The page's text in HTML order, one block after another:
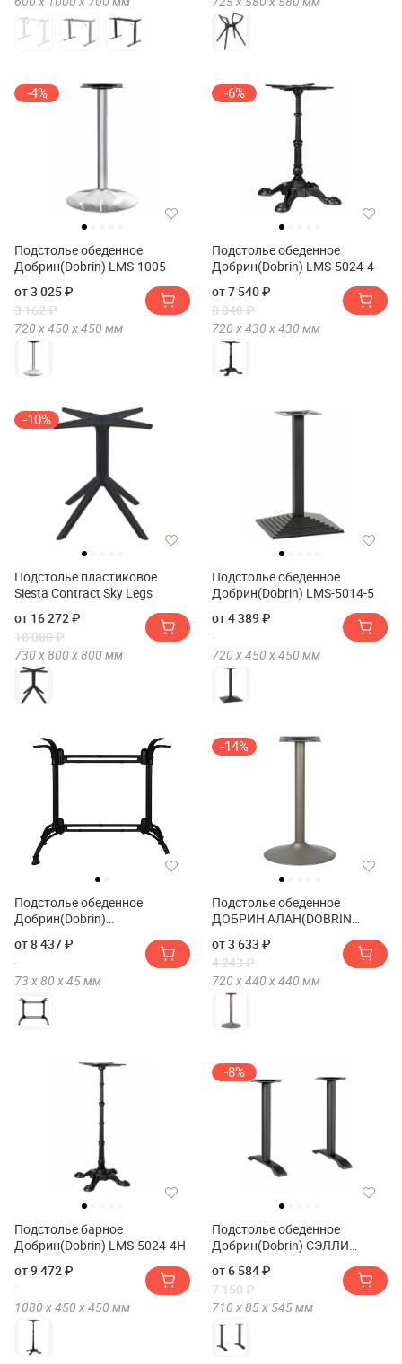
-4%
Подстолье обеденное
Добрин(Dobrin) LMS-1005
от 3 025 ₽
3 162 ₽
720 х450 х450 мм
-6%
Подстолье обеденное
Добрин(Dobrin) LMS-5024-4
от 7 540 ₽
8 040 ₽
720 х430 х430 мм
-10%
Подстолье пластиковое
Siesta Contract Sky Legs
от 16 272 ₽
18 080 ₽
730 х800 х800 мм
Подстолье обеденное
Добрин(Dobrin) LMS-5014-5
от 4 389 ₽
720 х450 х450 мм
Подстолье обеденное
Добрин(Dobrin)
Вайд(WIDE)/ЛМС(LMS)-8027
от 8 437 ₽
73 х80 х45мм
-14%
Подстолье обеденное
ДОБРИН АЛАН(DOBRIN
от 3 633 ₽
4 243 ₽
720 х440 х440 мм
Подстолье барное
Добрин(Dobrin) LMS-5024-4H
от 9 472 ₽
1080 х450 х450 мм
-8%
Подстолье обеденное
Добрин(Dobrin) СЭЛЛИ
от 6 584 ₽
7 150 ₽
710 х85 х 545мм